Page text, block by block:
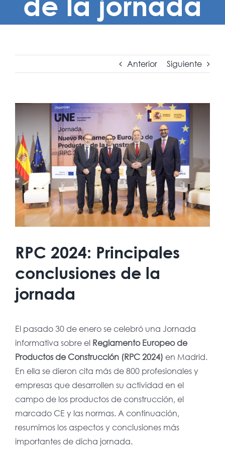
Anterior Siguiente
más
grande
RPC 2024: Principales
conclusiones de la
jornada
El pasado 30 de enero se celebró una Jornada
informativa sobre el Reglamento Europeo de
Productos de Construcción (RPC 2024) en Madrid.
En ella se dieron cita más de 800 profesionales y
empresas que desarrollen su actividad en el
campo de los productos de construcción, el
marcado CE y las normas. A continuación,
resumimos los aspectos y conclusiones más
importantes de dicha jornada.